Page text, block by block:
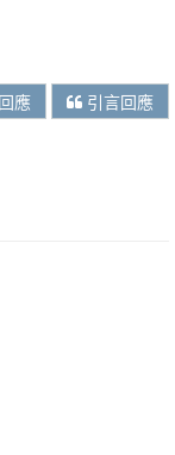
應 引言回應